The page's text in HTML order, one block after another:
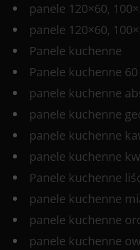
panele 120×60,
panele 120×60,
Panele kuchenne
Panele kuchenne
panele kuchenne
panele kuchenne
panele kuchenne
panele kuchenne
Panele kuchenne
panele kuchenne
panele kuchenne
panele kuchenne